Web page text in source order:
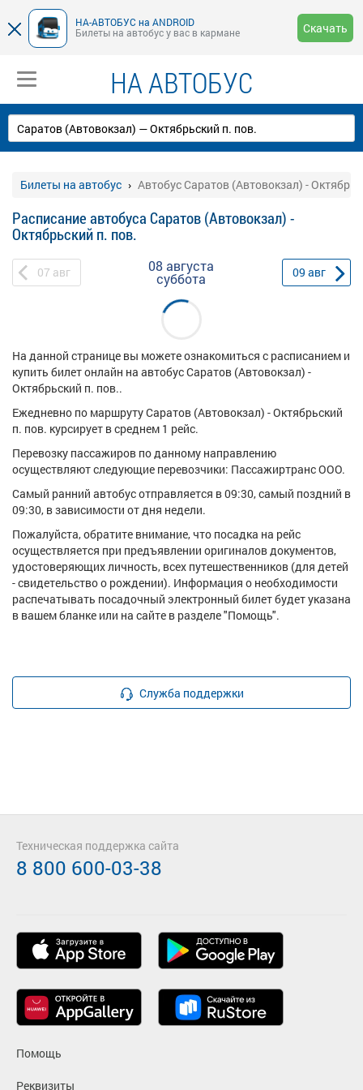
НА-АВТОБУС на ANDROID
Билеты на автобус у вас в кармане
Скачать
НА АВТОБУС
Билеты на автобус Автобус Саратов (Автовокзал) -
Расписание автобуса Саратов (Автовокзал) -
Октябрьский п. пов.
07 авг 08 августа
суббота 09 авг
На данной странице вы можете ознакомиться с расписанием и
купить билет онлайн на автобус Саратов (Автовокзал) -
Октябрьский п. пов..
Ежедневно по маршруту Саратов (Автовокзал) - Октябрьский
п. пов. курсирует в среднем 1 рейс.
Перевозку пассажиров по данному направлению
осуществляют следующие перевозчики: Пассажиртранс ООО.
Самый ранний автобус отправляется в 09:30, самый поздний в
09:30, в зависимости от дня недели.
Пожалуйста, обратите внимание, что посадка на рейс
осуществляется при предъявлении оригиналов документов,
удостоверяющих личность, всех путешественников (для детей
- свидетельство о рождении). Информация о необходимости
распечатывать посадочный электронный билет будет указана
в вашем бланке или на сайте в разделе "Помощь".
Служба поддержки
Помощь
Реквизиты
Техническая поддержка сайта
8 800 600-03-38